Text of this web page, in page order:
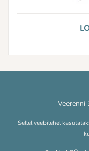
Veerenni
Sellel veebilehel